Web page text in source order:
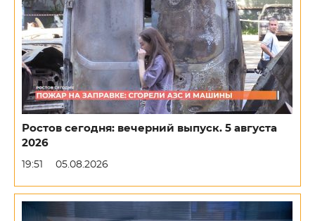
Ростов сегодня: вечерний выпуск. 5 августа
2026
19:51 05.08.2026